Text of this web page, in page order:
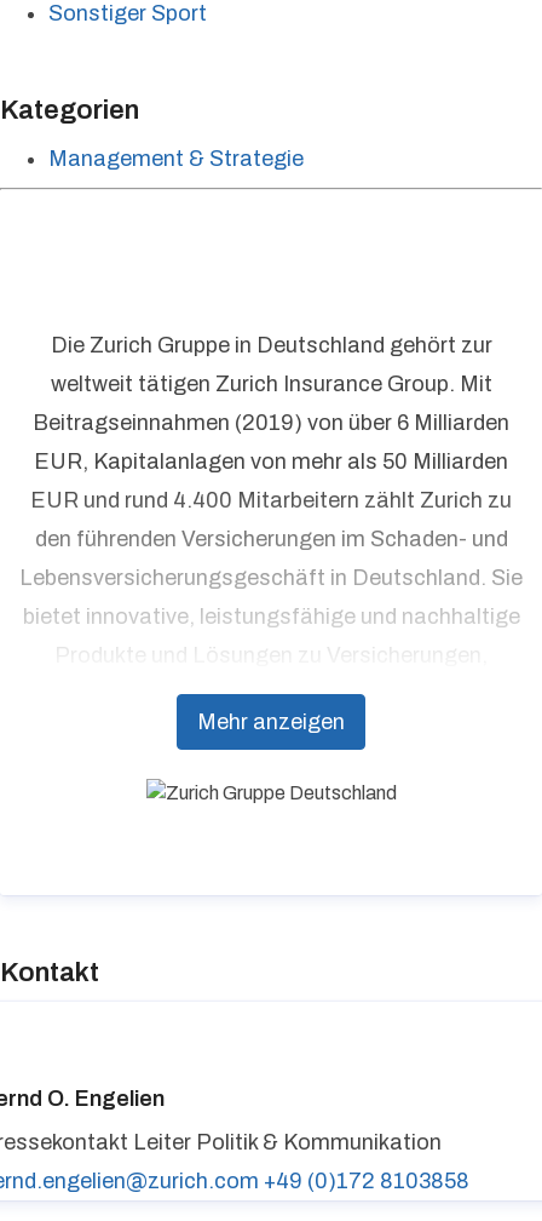
Sonstiger Sport
Kategorien
Management & Strategie
Die Zurich Gruppe in Deutschland gehört zur
weltweit tätigen Zurich Insurance Group. Mit
Beitragseinnahmen (2019) von über 6 Milliarden
EUR, Kapitalanlagen von mehr als 50 Milliarden
EUR und rund 4.400 Mitarbeitern zählt Zurich zu
den führenden Versicherungen im Schaden- und
Lebensversicherungsgeschäft in Deutschland. Sie
bietet innovative, leistungsfähige und nachhaltige
Produkte und Lösungen zu Versicherungen,
Vorsorge und Risikomanagement aus einer Hand.
Individuelle Kundenorientierung und hohe
Mehr anzeigen
Kontakt
O. Engelien
Leiter Politik & Kommunikation
+49 (0)172 8103858